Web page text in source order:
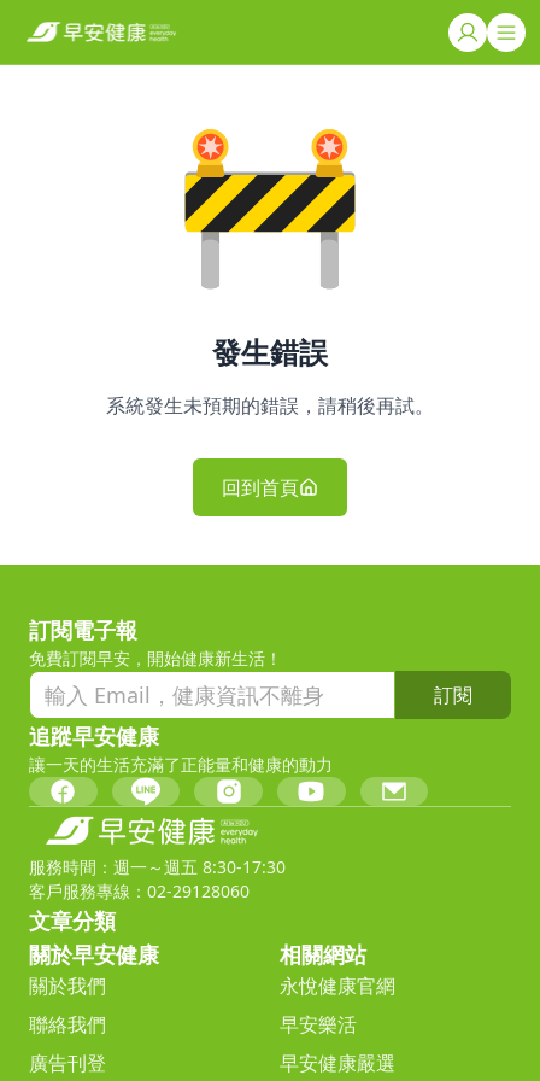
發生錯誤
系統發生未預期的錯誤，請稍後再試。
回到首頁
訂閱電子報
免費訂閱早安，開始健康新生活！
訂閱
追蹤早安健康
讓一天的生活充滿了正能量和健康的動力
服務時間：週一～週五 8:30-17:30
客戶服務專線：02-29128060
文章分類
關於早安健康
關於我們
聯絡我們
廣告刊登
相關網站
永悅健康官網
早安樂活
早安健康嚴選